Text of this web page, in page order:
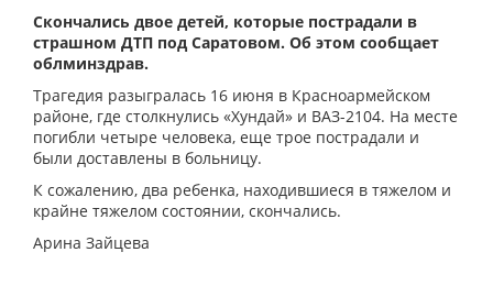
Скончались двое детей, которые пострадали в
страшном ДТП под Саратовом. Об этом сообщает
облминздрав.
Трагедия разыгралась 16 июня в Красноармейском
районе, где столкнулись «Хундай» и ВАЗ-2104. На месте
погибли четыре человека, еще трое пострадали и
были доставлены в больницу.
К сожалению, два ребенка, находившиеся в тяжелом и
крайне тяжелом состоянии, скончались.
Арина Зайцева